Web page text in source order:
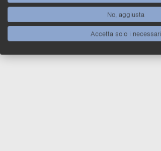
No, aggiusta
Accetta solo i necessari